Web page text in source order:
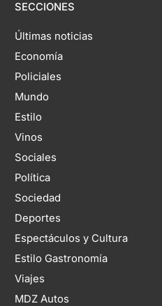
SECCIONES
Últimas noticias
Economía
Policiales
Mundo
Estilo
Vinos
Sociales
Política
Sociedad
Deportes
Espectáculos y Cultura
Estilo Gastronomía
Viajes
MDZ Autos